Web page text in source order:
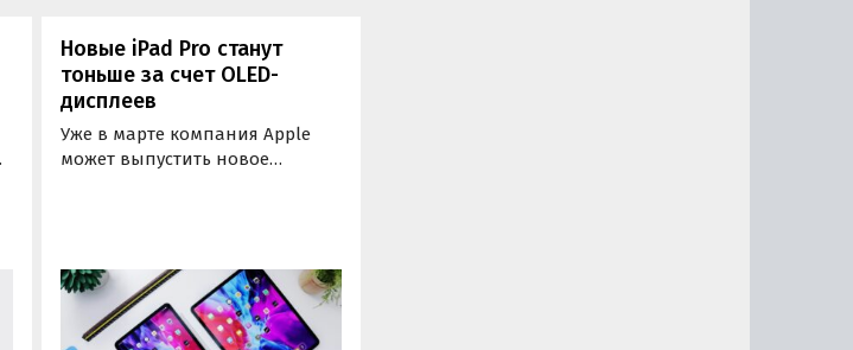
Новые iPad Pro станут
тоньше за счет OLED-
дисплеев
Уже в марте компания Apple
может выпустить новое
размеры рассекретили
источники, знакомые с
планами Apple.